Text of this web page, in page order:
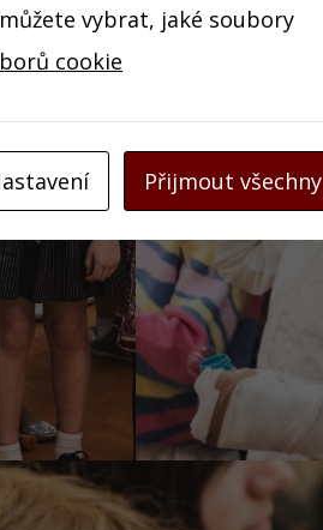
vybrat, jaké soubory
cookie
Přijmout všechny